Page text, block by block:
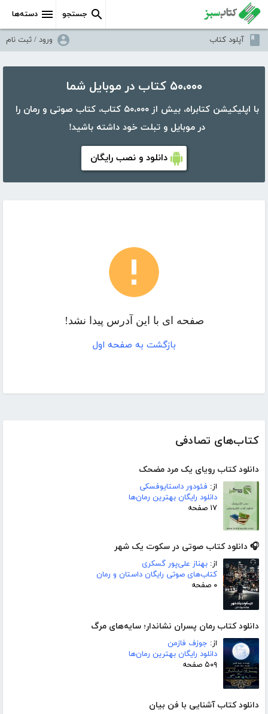
دسته‌ها جستجو
آپلود کتاب ورود / ثبت نام
۵۰،۰۰۰ کتاب در موبایل شما
با اپلیکیشن کتابراه، بیش از ۵۰،۰۰۰ کتاب، کتاب صوتی و رمان را
در موبایل و تبلت خود داشته باشید!
دانلود و نصب رایگان
کتاب‌های تصادفی
دانلود کتاب رویای یک مرد مضحک
از: فئودور داستایوفسکی
دانلود رایگان بهترین رمان‌ها
۱۷ صفحه
🎧 دانلود کتاب صوتی در سکوت یک شهر
از: بهناز علی‌پور گسکری
کتاب‌های صوتی رایگان داستان و رمان
۰ صفحه
دانلود کتاب رمان پسران نشاندار؛ سایه‌های مرگ
از: جوزف فازمن
دانلود رایگان بهترین رمان‌ها
۵۰۹ صفحه
دانلود کتاب آشنایی با فن بیان
صفحه ای با این آدرس پیدا نشد!
بازگشت به صفحه اول